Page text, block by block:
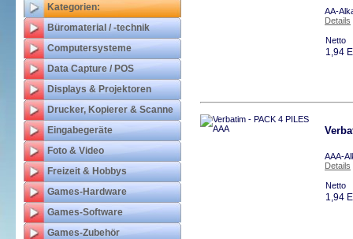
AA-
Details
Netto
1,94
AAA-
Details
Netto
1,94
Kategorien:
Büromaterial / -technik
Computersysteme
Data Capture / POS
Displays & Projektoren
Drucker, Kopierer & Scanne
Eingabegeräte
Foto & Video
Freizeit & Hobbys
Games-Hardware
Games-Software
Games-Zubehör